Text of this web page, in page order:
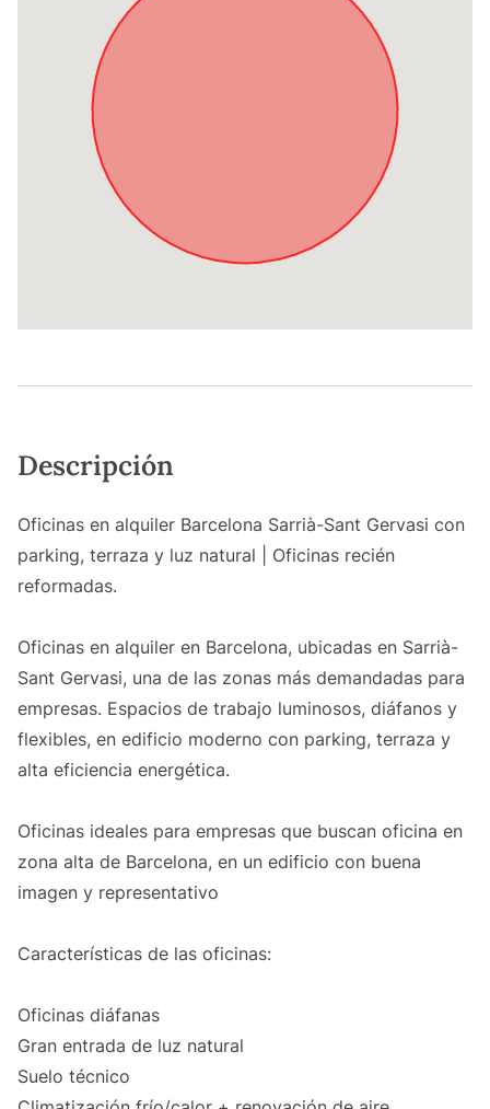
Descripción
Oficinas en alquiler Barcelona Sarrià-Sant Gervasi con
parking, terraza y luz natural | Oficinas recién
reformadas.
Oficinas en alquiler en Barcelona, ubicadas en Sarrià-
Sant Gervasi, una de las zonas más demandadas para
empresas. Espacios de trabajo luminosos, diáfanos y
flexibles, en edificio moderno con parking, terraza y
alta eficiencia energética.
Oficinas ideales para empresas que buscan oficina en
zona alta de Barcelona, en un edificio con buena
imagen y representativo
Características de las oficinas:
Oficinas diáfanas
Gran entrada de luz natural
Suelo técnico